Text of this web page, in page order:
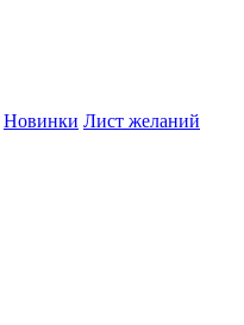
Новинки Лист желаний